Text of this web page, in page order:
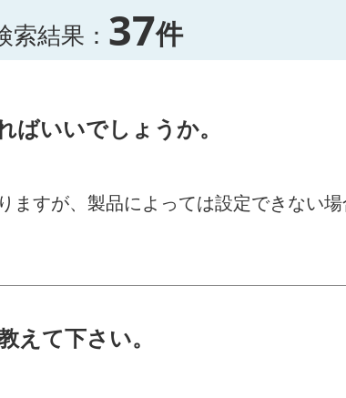
索結果： 37件
ばいいでしょうか。
すが、製品によっては設定できない場
えて下さい。